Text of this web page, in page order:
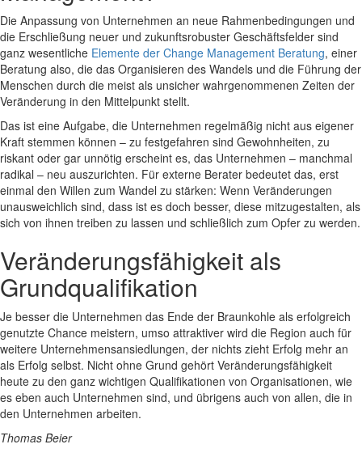
Die Anpassung von Unternehmen an neue Rahmenbedingungen und
die Erschließung neuer und zukunftsrobuster Geschäftsfelder sind
ganz wesentliche Elemente der Change Management Beratung, einer
Beratung also, die das Organisieren des Wandels und die Führung der
Menschen durch die meist als unsicher wahrgenommenen Zeiten der
Veränderung in den Mittelpunkt stellt.
Das ist eine Aufgabe, die Unternehmen regelmäßig nicht aus eigener
Kraft stemmen können – zu festgefahren sind Gewohnheiten, zu
riskant oder gar unnötig erscheint es, das Unternehmen – manchmal
radikal – neu auszurichten. Für externe Berater bedeutet das, erst
einmal den Willen zum Wandel zu stärken: Wenn Veränderungen
unausweichlich sind, dass ist es doch besser, diese mitzugestalten, als
sich von ihnen treiben zu lassen und schließlich zum Opfer zu werden.
Veränderungsfähigkeit als
Grundqualifikation
Je besser die Unternehmen das Ende der Braunkohle als erfolgreich
genutzte Chance meistern, umso attraktiver wird die Region auch für
weitere Unternehmensansiedlungen, der nichts zieht Erfolg mehr an
als Erfolg selbst. Nicht ohne Grund gehört Veränderungsfähigkeit
heute zu den ganz wichtigen Qualifikationen von Organisationen, wie
es eben auch Unternehmen sind, und übrigens auch von allen, die in
den Unternehmen arbeiten.
Thomas Beier